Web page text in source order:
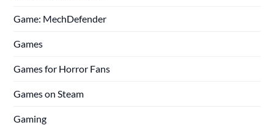
Game: MechDefender
Games
Games for Horror Fans
Games on Steam
Gaming